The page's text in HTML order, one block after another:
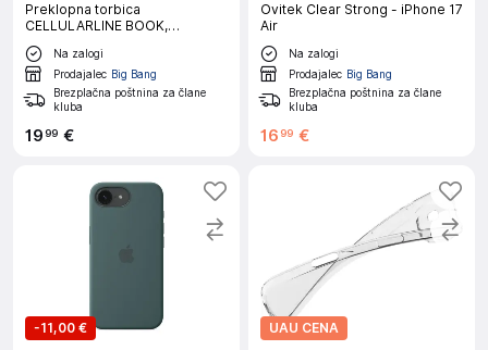
Preklopna torbica
CELLULARLINE BOOK,
Samsung Galaxy A17 / A17 5G,
črna
Na zalogi
Prodajalec Big Bang
Brezplačna poštnina za člane
kluba
1999 €
Ovitek Clear Strong - iPhone 17
Air
Na zalogi
Prodajalec Big Bang
Brezplačna poštnina za člane
kluba
16 99 €
-11,00 €
UAU CENA